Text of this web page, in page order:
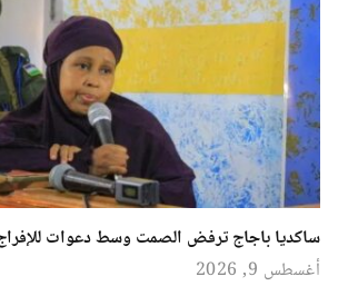
ساكديا باجاج ترفض الصمت وسط دعوات
أغسطس 9, 2026